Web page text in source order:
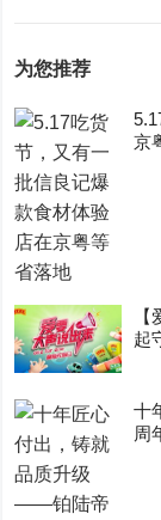
为您推荐
京
起
十
周